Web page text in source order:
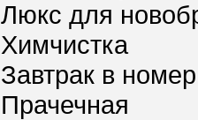
Люкс для
Химчистка
Завтрак в номер
Прачечная